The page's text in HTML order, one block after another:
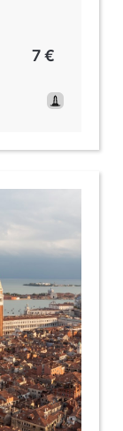
7 €